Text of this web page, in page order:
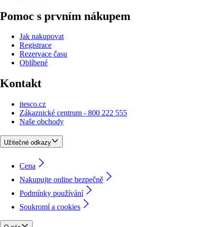
Pomoc s prvním nákupem
Jak nakupovat
Registrace
Rezervace času
Oblíbené
Kontakt
itesco.cz
Zákaznické centrum - 800 222 555
Naše obchody
Užitečné odkazy
Cena
Nakupujte online bezpečně
Podmínky používání
Soukromí a cookies